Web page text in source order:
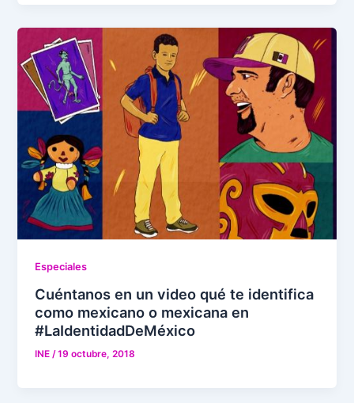
Especiales
Cuéntanos en un video qué te identifica
como mexicano o mexicana en
#LaIdentidadDeMéxico
INE/19 octubre, 2018